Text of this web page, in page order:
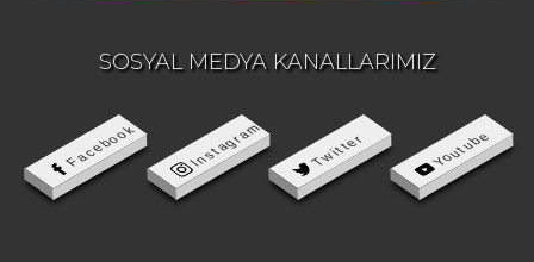
SOSYAL MEDYA KANALLARIMIZ
Facebook Instagram Twitter Youtube